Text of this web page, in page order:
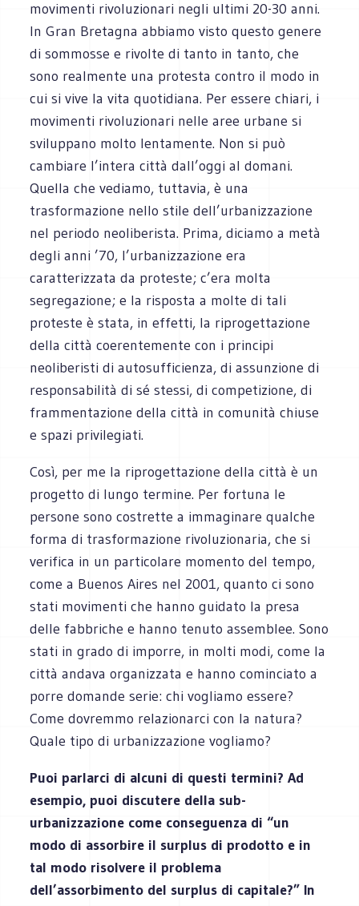
movimenti rivoluzionari negli ultimi 20-30 anni.
In Gran Bretagna abbiamo visto questo genere
di sommosse e rivolte di tanto in tanto, che
sono realmente una protesta contro il modo in
cui si vive la vita quotidiana. Per essere chiari, i
movimenti rivoluzionari nelle aree urbane si
sviluppano molto lentamente. Non si può
cambiare l’intera città dall’oggi al domani.
Quella che vediamo, tuttavia, è una
trasformazione nello stile dell’urbanizzazione
nel periodo neoliberista. Prima, diciamo a metà
degli anni ’70, l’urbanizzazione era
caratterizzata da proteste; c’era molta
segregazione; e la risposta a molte di tali
proteste è stata, in effetti, la riprogettazione
della città coerentemente con i principi
neoliberisti di autosufficienza, di assunzione di
responsabilità di sé stessi, di competizione, di
frammentazione della città in comunità chiuse
e spazi privilegiati.
Così, per me la riprogettazione della città è un
progetto di lungo termine. Per fortuna le
persone sono costrette a immaginare qualche
forma di trasformazione rivoluzionaria, che si
verifica in un particolare momento del tempo,
come a Buenos Aires nel 2001, quanto ci sono
stati movimenti che hanno guidato la presa
delle fabbriche e hanno tenuto assemblee. Sono
stati in grado di imporre, in molti modi, come la
città andava organizzata e hanno cominciato a
porre domande serie: chi vogliamo essere?
Come dovremmo relazionarci con la natura?
Quale tipo di urbanizzazione vogliamo?
Puoi parlarci di alcuni di questi termini? Ad
esempio, puoi discutere della sub-
urbanizzazione come conseguenza di “un
modo di assorbire il surplus di prodotto e in
tal modo risolvere il problema
dell’assorbimento del surplus di capitale?” In